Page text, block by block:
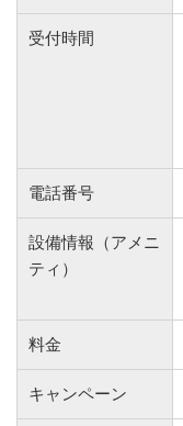
受付時間
電話番号
設備情報（アメニ
ティ）
料金
キャンペーン